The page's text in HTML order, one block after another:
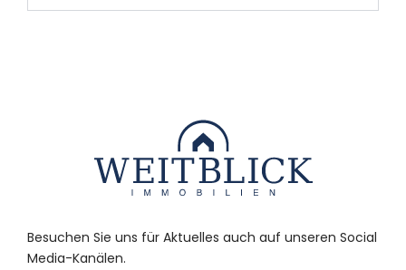
Besuchen Sie uns für Aktuelles auch auf unseren Social
Media-Kanälen.